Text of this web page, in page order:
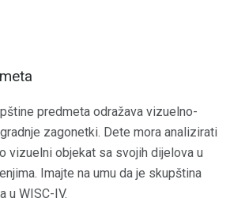
predmeta odražava vizuelno-
zagonetki. Dete mora analizirati
vizuelni objekat sa svojih dijelova u
Imajte na umu da je skupština
u WISC-IV.